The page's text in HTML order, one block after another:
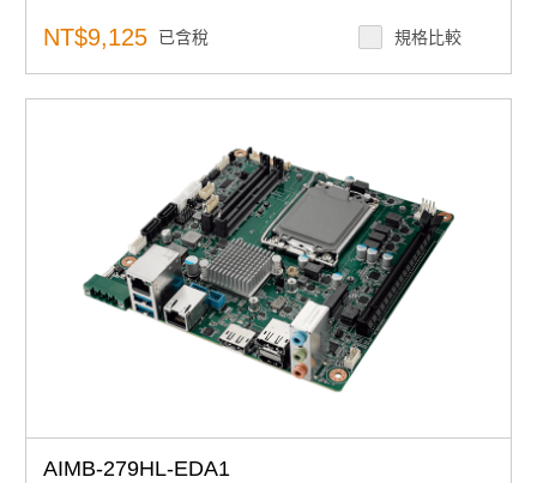
Storage, M.2 E key for wireless, 2 SATA
穩定供電架構：12-24V DCin Power Input via DC Jack
or ATX 4pin+5VSB pin header
軟體整合架構：Windows 10/11 LTSC & Ubuntu 22.04
DP1.4, 1 HDMI, and 1 LVDS
規格諮詢 / 案場規劃 / 交期確認
NT$9,125 已含稅 規格比較
AIMB-279HL-EDA1